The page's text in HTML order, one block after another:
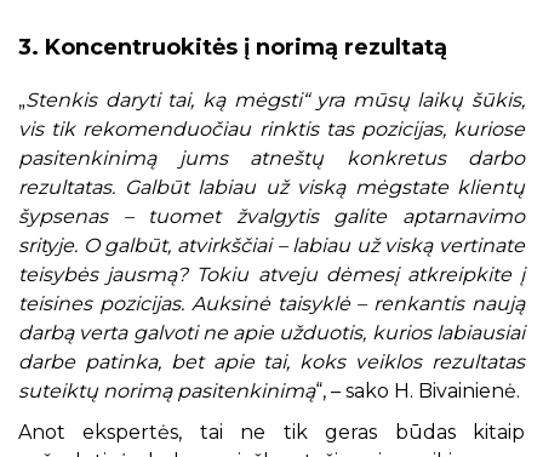
3. Koncentruokitės į norimą rezultatą
„Stenkis daryti tai, ką mėgsti“ yra mūsų laikų šūkis,
vis tik rekomenduočiau rinktis tas pozicijas, kuriose
pasitenkinimą jums atneštų konkretus darbo
rezultatas. Galbūt labiau už viską mėgstate klientų
šypsenas – tuomet žvalgytis galite aptarnavimo
srityje. O galbūt, atvirkščiai – labiau už viską vertinate
teisybės jausmą? Tokiu atveju dėmesį atkreipkite į
teisines pozicijas. Auksinė taisyklė – renkantis naują
darbą verta galvoti ne apie užduotis, kurios labiausiai
darbe patinka, bet apie tai, koks veiklos rezultatas
suteiktų norimą pasitenkinimą“, – sako H. Bivainienė.
Anot ekspertės, tai ne tik geras būdas kitaip